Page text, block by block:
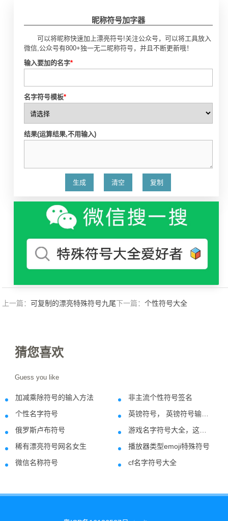
昵称符号加字器
可以将昵称快速加上漂亮符号!关注公众号，可以将工具放入
微信,公众号有800+独一无二昵称符号，并且不断更新哦！
输入要加的名字*
名字符号模板*
结果(运算结果,不用输入)
上一篇：可复制的漂亮特殊符号九尾下一篇：个性符号大全
猜您喜欢
Guess you like
加减乘除符号的输入方法 非主流个性符号签名
个性名字符号 英镑符号， 英镑符号输入方法
俄罗斯卢布符号 游戏名字符号大全，这些符号都是怎么打出来的
稀有漂亮符号网名女生 播放器类型emoji特殊符号
微信名称符号 cf名字符号大全